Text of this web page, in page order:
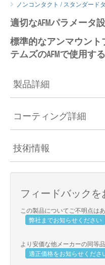
ノンコンタクト / スタンダード
適切なAFMパラメータ
標準的なアンマウン
テムズのAFMで使用す
製品詳細
コーティング詳細
技術情報
フィードバック
この製品についてご不明点は
弊社までお知らせください
より安価な他メーカーの同等
適正価格をお知らせくださ